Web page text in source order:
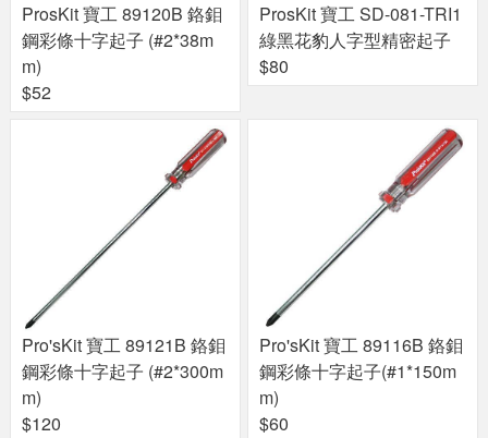
ProsKit 寶工 89120B 鉻鉬
鋼彩條十字起子 (#2*38m
m)
$52
ProsKit 寶工 SD-081-TRI1
綠黑花豹人字型精密起子
$80
Pro'sKit 寶工 89121B 鉻鉬
鋼彩條十字起子 (#2*300m
m)
$120
Pro'sKit 寶工 89116B 鉻鉬
鋼彩條十字起子(#1*150m
m)
$60